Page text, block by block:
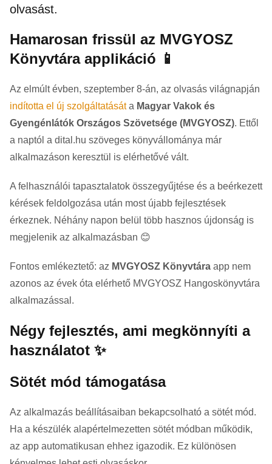
olvasást.
Hamarosan frissül az MVGYOSZ
Könyvtára applikáció 📱
Az elmúlt évben, szeptember 8-án, az olvasás világnapján
indította el új szolgáltatásáta Magyar Vakok és
Gyengénlátók Országos Szövetsége (MVGYOSZ). Ettől
a naptól a dital.hu szöveges könyvállománya már
alkalmazáson keresztül is elérhetővé vált.
A felhasználói tapasztalatok összegyűjtése és a beérkezett
kérések feldolgozása után most újabb fejlesztések
érkeznek. Néhány napon belül több hasznos újdonság is
megjelenik az alkalmazásban 😊
Fontos emlékeztető: az MVGYOSZ Könyvtára app nem
azonos az évek óta elérhető MVGYOSZ Hangoskönyvtára
alkalmazással.
Négy fejlesztés, ami megkönnyíti a
használatot ✨
Sötét mód támogatása
Az alkalmazás beállításaiban bekapcsolható a sötét mód.
Ha a készülék alapértelmezetten sötét módban működik,
az app automatikusan ehhez igazodik. Ez különösen